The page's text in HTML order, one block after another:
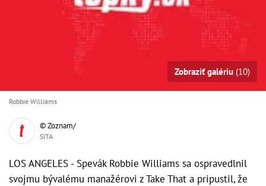
Zobraziť galériu (10)
Robbie Williams
© Zoznam/
SITA
LOS ANGELES - Spevák Robbie Williams sa ospravedlnil
svojmu bývalému manažérovi z Take That a pripustil, že